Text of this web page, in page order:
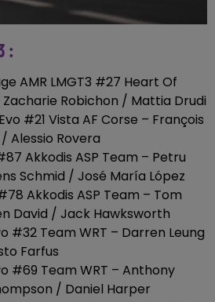
:
AMR LMGT3 #27 Heart Of
Robichon / Mattia Drudi
#21 Vista AF Corse – François
Alessio Rovera
Akkodis ASP Team – Petru
Schmid / José María López
Akkodis ASP Team – Tom
David / Jack Hawksworth
#32 Team WRT – Darren Leung
Farfus
#69 Team WRT – Anthony
/ Daniel Harper